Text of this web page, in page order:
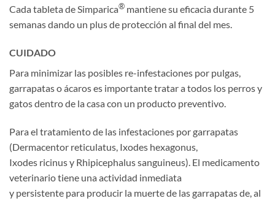
Cada tableta de Simparica® mantiene su eficacia durante 5
semanas dando un plus de protección al final del mes.
CUIDADO
Para minimizar las posibles re-infestaciones por pulgas,
garrapatas o ácaros es importante tratar a todos los perros y
gatos dentro de la casa con un producto preventivo.
Para el tratamiento de las infestaciones por garrapatas
(Dermacentor reticulatus, Ixodes hexagonus,
Ixodes ricinus y Rhipicephalus sanguineus). El medicamento
veterinario tiene una actividad inmediata
y persistente para producir la muerte de las garrapatas de, al